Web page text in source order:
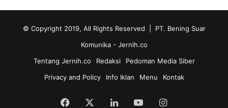
© Copyright 2019, All Rights Reserved | PT. Bening Suar
Komunika - Jernih.co
Tentang Jernih.co
Redaksi
Pedoman Media Siber
Privacy and Policy
Info Iklan Menu Kontak
Facebook LinkedInYouTubeInstagram